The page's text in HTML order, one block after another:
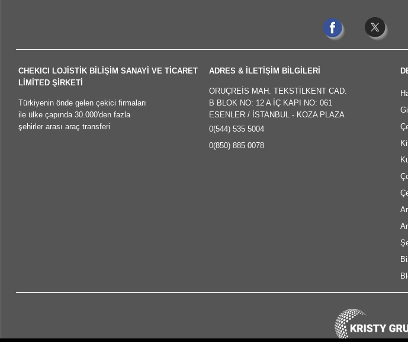
CHEKICI LOJİSTİK BİLİŞİM SANAYİ VE TİCARET
LİMİTED ŞİRKETİ
Türkiyenin önde gelen çekici firmaları
ile ülke çapında 30.000'den fazla
şehirler arası araç transferi
ADRES & İLETİŞİM BİLGİLERİ
ORUÇREİS MAH. TEKSTİLKENT CAD.
B BLOK NO: 12 A İÇ KAPI NO: 061
ESENLER / İSTANBUL - KOZA PLAZA
0(544) 535 5004
0(850) 885 0078